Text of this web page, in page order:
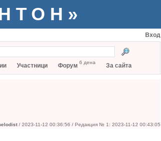
Вход
Участници Форум 6 дена За сайта
/ 2023-11-12 00:36:56 / Редакция № 1: 2023-11-12 00:43:05